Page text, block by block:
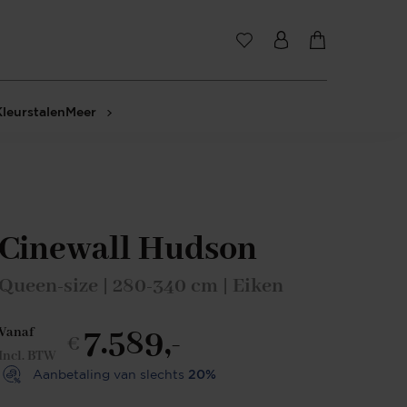
Meer
Hudson
size | 280-340 cm | Eiken
BTW
€ 7.589,-
Aanbetaling van slechts 20%